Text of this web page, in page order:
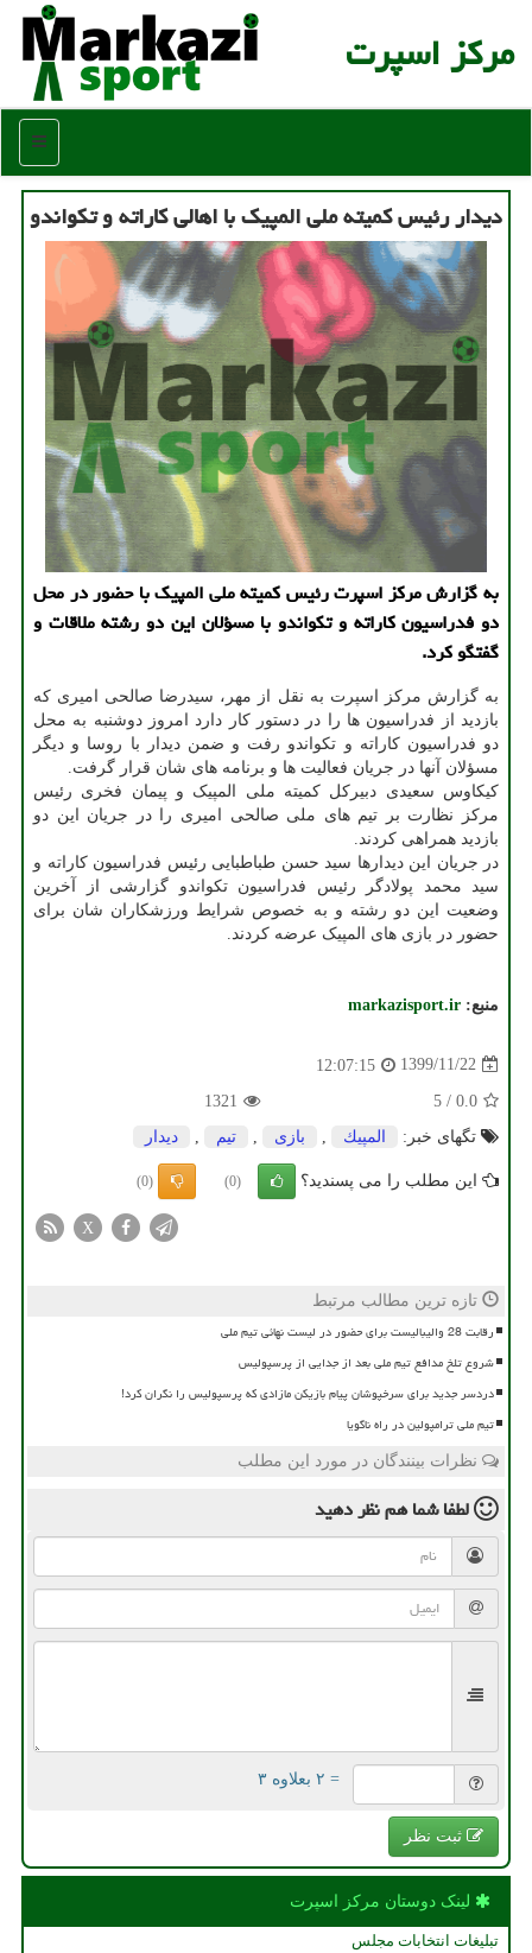
مركز اسپرت
منو
دیدار رئیس كمیته ملی المپیك با اهالی كاراته و تكواندو
به گزارش مرکز اسپرت رئیس کمیته ملی المپیک با حضور در محل
دو فدراسیون کاراته و تکواندو با مسؤلان این دو رشته ملاقات و
گفتگو کرد.
به گزارش مرکز اسپرت به نقل از مهر، سیدرضا صالحی امیری که
بازدید از فدراسیون ها را در دستور کار دارد امروز دوشنبه به محل
دو فدراسیون کاراته و تکواندو رفت و ضمن دیدار با روسا و دیگر
مسؤلان آنها در جریان فعالیت ها و برنامه های شان قرار گرفت.
کیکاوس سعیدی دبیرکل کمیته ملی المپیک و پیمان فخری رئیس
مرکز نظارت بر تیم های ملی صالحی امیری را در جریان این دو
بازدید همراهی کردند.
در جریان این دیدارها سید حسن طباطبایی رئیس فدراسیون کاراته و
سید محمد پولادگر رئیس فدراسیون تکواندو گزارشی از آخرین
وضعیت این دو رشته و به خصوص شرایط ورزشکاران شان برای
حضور در بازی های المپیک عرضه کردند.
منبع: markazisport.ir
1399/11/22
12:07:15
0.0
/
5
1321
تگهای خبر:
المپیك بازی تیم دیدار
این مطلب را می پسندید؟ (0)
(0)
X
تازه ترین مطالب مرتبط
رقابت 28 والیبالیست برای حضور در لیست نهائی تیم ملی
شروع تلخ مدافع تیم ملی بعد از جدایی از پرسپولیس
دردسر جدید برای سرخپوشان پیام بازیکن مازادی که پرسپولیس را نگران کرد!
تیم ملی ترامپولین در راه ناگویا
نظرات بینندگان در مورد این مطلب
لطفا شما همنظر دهید
= ۲ بعلاوه ۳
ثبت نظر
لینک دوستان مركز اسپرت
تبلیغات انتخابات مجلس